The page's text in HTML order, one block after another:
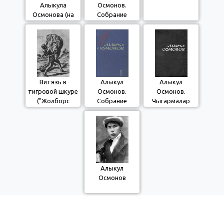
Алыкула
Осмонова (на
кыргызском)
Осмонов.
Собрание
произведений.
Том второй.
1965 г.
Витязь в
тигровой шкуре
("Жолборс
терисин кийген
Алыкул
Осмонов.
Собрание
произведений.
1964 г. Том
первый. (песни)
Алыкул
Осмонов.
Чыгармалар
жыйнагы. 3-том
Алыкул
Осмонов